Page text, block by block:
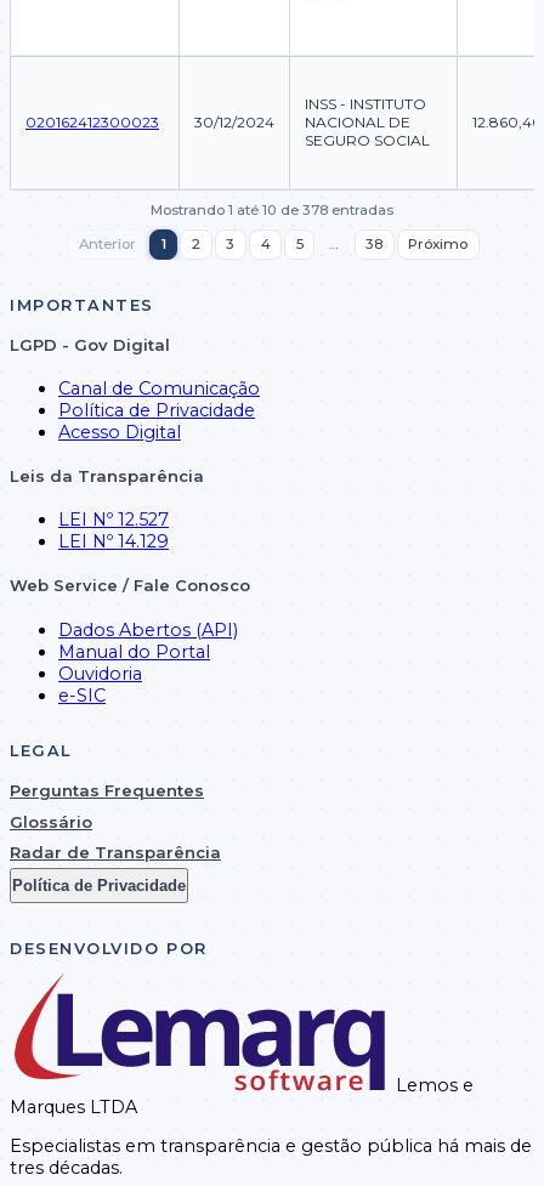
020162412300023 30/12/2024
INSS - INSTITUTO
NACIONAL DE
SEGURO SOCIAL
12.860,40
020102412300011 30/12/2024
020032412270010 27/12/2024
030022412270093 27/12/2024
BEZERRA
DANTAS
Mostrando 1 até 10 de 378 entradas
Anterior 1 2 3 4 5 … 38 Próximo
IMPORTANTES
LGPD - Gov Digital
Canal de Comunicação
Política de Privacidade
Acesso Digital
Leis da Transparência
LEI Nº 12.527
LEI Nº 14.129
Web Service / Fale Conosco
Dados Abertos (API)
Manual do Portal
Ouvidoria
e-SIC
LEGAL
Perguntas Frequentes
Glossário
Radar de Transparência
Política de Privacidade
DESENVOLVIDO POR
Lemos e
Marques LTDA
Especialistas em transparência e gestão pública há mais de
tres décadas.